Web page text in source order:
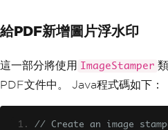
給PDF新增圖片浮水印
這一部分將使用 ImageStamper
PDF文件中。 Java程式碼如下：
// Create an image